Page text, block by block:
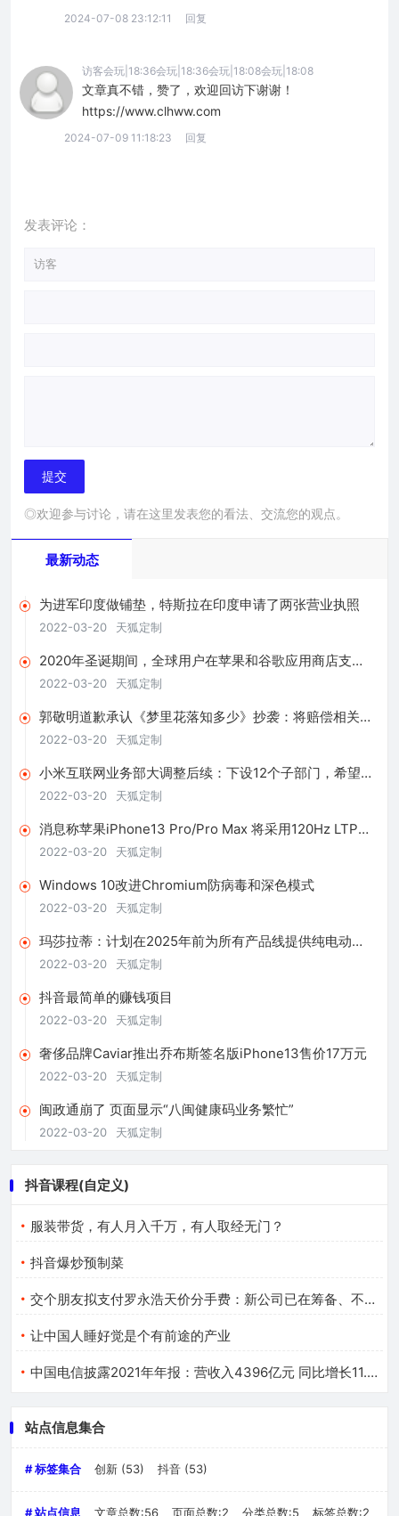
2024-07-08 23:12:11 回复
访客会玩|18:36会玩|18:36会玩|18:08会玩|18:08
文章真不错，赞了，欢迎回访下谢谢！
https://www.clhww.com
2024-07-09 11:18:23 回复
发表评论：
◎欢迎参与讨论，请在这里发表您的看法、交流您的观点。
最新动态
为进军印度做铺垫，特斯拉在印度申请了两张营业执照
2022-03-20 天狐定制
2020年圣诞期间，全球用户在苹果和谷歌应用商店支出
超4亿美元
2022-03-20 天狐定制
郭敬明道歉承认《梦里花落知多少》抄袭：将赔偿相关版
税收益
2022-03-20 天狐定制
小米互联网业务部大调整后续：下设12个子部门，希望提
升商业化效率
2022-03-20 天狐定制
消息称苹果iPhone13 Pro/Pro Max 将采用120Hz LTPO
屏幕
2022-03-20 天狐定制
Windows 10改进Chromium防病毒和深色模式
2022-03-20 天狐定制
玛莎拉蒂：计划在2025年前为所有产品线提供纯电动版
本车型
2022-03-20 天狐定制
抖音最简单的赚钱项目
2022-03-20 天狐定制
奢侈品牌Caviar推出乔布斯签名版iPhone13售价17万元
2022-03-20 天狐定制
闽政通崩了 页面显示“八闽健康码业务繁忙”
2022-03-20 天狐定制
抖音课程(自定义)
服装带货，有人月入千万，有人取经无门？
抖音爆炒预制菜
交个朋友拟支付罗永浩天价分手费：新公司已在筹备、不叫锤子
让中国人睡好觉是个有前途的产业
中国电信披露2021年年报：营收入4396亿元 同比增长11.7%
站点信息集合
# 标签集合 创新 (53) 抖音 (53)
# 站点信息 文章总数:56 页面总数:2 分类总数:5 标签总数:2